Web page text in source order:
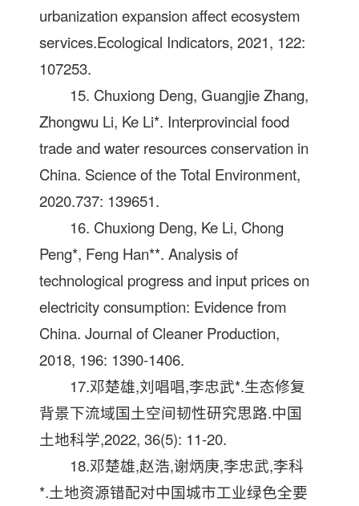
urbanization expansion affect ecosystem
services.Ecological Indicators, 2021, 122:
107253.
15. Chuxiong Deng, Guangjie Zhang,
Zhongwu Li, Ke Li*. Interprovincial food
trade and water resources conservation in
China. Science of the Total Environment,
2020.737: 139651.
16. Chuxiong Deng, Ke Li, Chong
Peng*, Feng Han**. Analysis of
technological progress and input prices on
electricity consumption: Evidence from
China. Journal of Cleaner Production,
2018, 196: 1390-1406.
17.邓楚雄,刘唱唱,李忠武*.生态修复
背景下流域国土空间韧性研究思路.中国
土地科学,2022, 36(5): 11-20.
18.邓楚雄,赵浩,谢炳庚,李忠武,李科
*.土地资源错配对中国城市工业绿色全要